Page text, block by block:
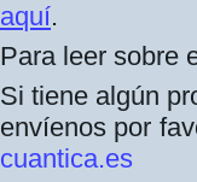
aquí.
Para leer sobre
Si tiene algún
envíenos por
cuantica.es